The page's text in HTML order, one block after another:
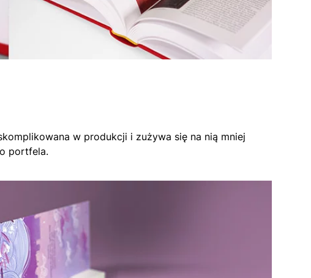
w produkcji i zużywa się na nią mniej
portfela.